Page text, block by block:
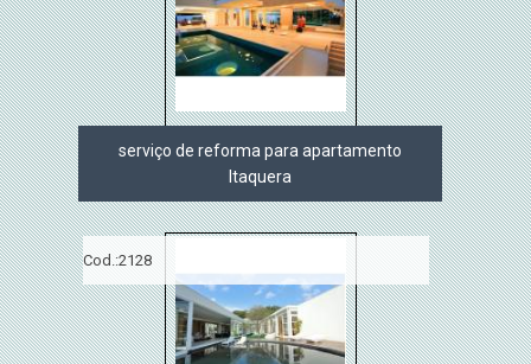
serviço de reforma para apartamento
Itaquera
Cod.:2128